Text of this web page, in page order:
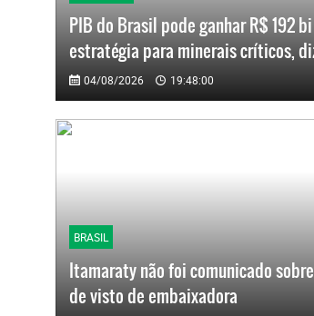
PIB do Brasil pode ganhar R$ 192
estratégia para minerais críticos,
04/08/2026 19:48:00
BRASIL
Itamaraty não foi comunicado
de visto de embaixadora